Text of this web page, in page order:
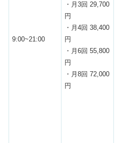
9:00~21:00
・月3回 29,700
円
・月4回 38,400
円
・月6回 55,800
円
・月8回 72,000
円